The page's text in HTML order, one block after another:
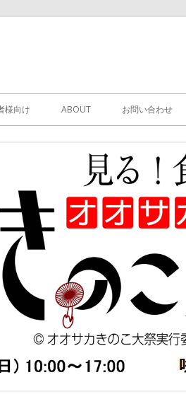
コ
ン
移
動
す
る
様向け ABOUT お問い合わせ